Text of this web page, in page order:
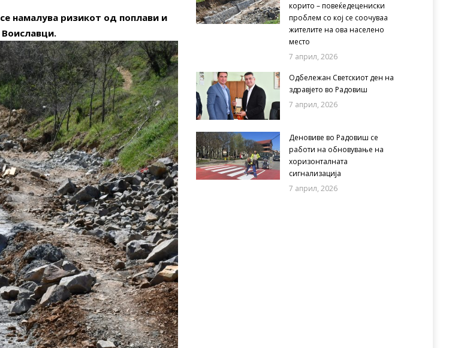
намалува ризикот од поплави и
корито – повеќедецениски
проблем со кој се соочуваа
жителите на ова населено
место
7 април, 2026
Одбележан Светскиот ден на
здравјето во Радовиш
7 април, 2026
Деновиве во Радовиш се
работи на обновување на
хоризонталната
сигнализација
7 април, 2026